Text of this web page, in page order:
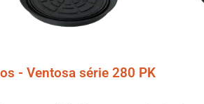
- Ventosa série 280 PK